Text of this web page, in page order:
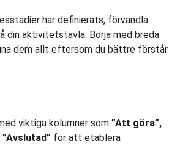
har definierats, förvandla
din aktivitetstavla. Börja med breda
dem allt eftersom du bättre förstår
viktiga kolumner som ”Att göra”,
”Avslutad” för att etablera